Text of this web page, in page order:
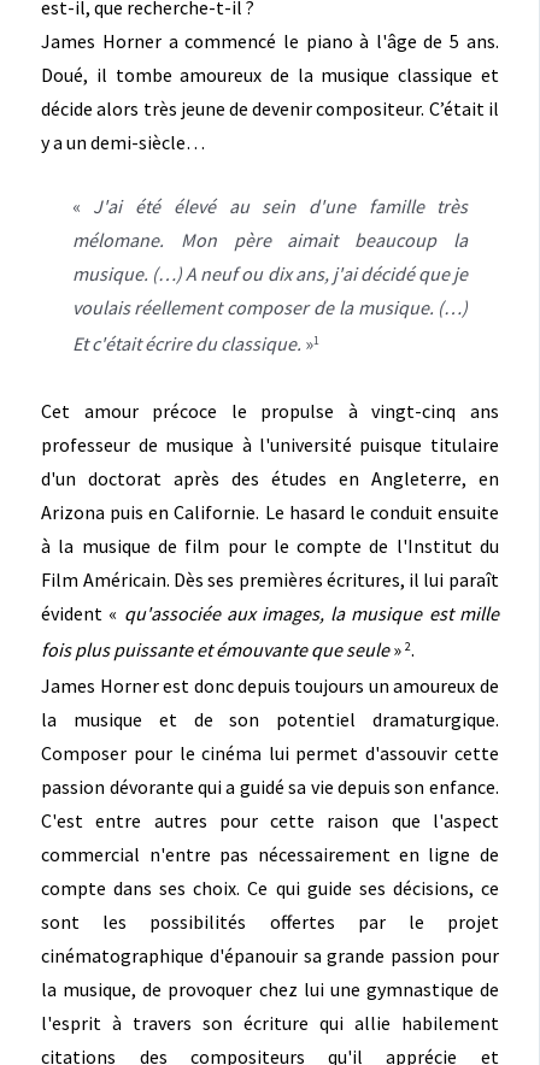
est-il, que recherche-t-il ?
James Horner a commencé le piano à l'âge de 5 ans.
Doué, il tombe amoureux de la musique classique et
décide alors très jeune de devenir compositeur. C’était il
y a un demi-siècle…
« J'ai été élevé au sein d'une famille très
mélomane. Mon père aimait beaucoup la
musique. (…) A neuf ou dix ans, j'ai décidé que je
voulais réellement composer de la musique. (…)
Et c'était écrire du classique. »1
Cet amour précoce le propulse à vingt-cinq ans
professeur de musique à l'université puisque titulaire
d'un doctorat après des études en Angleterre, en
Arizona puis en Californie. Le hasard le conduit ensuite
à la musique de film pour le compte de l'Institut du
Film Américain. Dès ses premières écritures, il lui paraît
évident « qu'associée aux images, la musique est mille
fois plus puissante et émouvante que seule»2.
James Horner est donc depuis toujours un amoureux de
la musique et de son potentiel dramaturgique.
Composer pour le cinéma lui permet d'assouvir cette
passion dévorante qui a guidé sa vie depuis son enfance.
C'est entre autres pour cette raison que l'aspect
commercial n'entre pas nécessairement en ligne de
compte dans ses choix. Ce qui guide ses décisions, ce
sont les possibilités offertes par le projet
cinématographique d'épanouir sa grande passion pour
la musique, de provoquer chez lui une gymnastique de
l'esprit à travers son écriture qui allie habilement
citations des compositeurs qu'il apprécie et